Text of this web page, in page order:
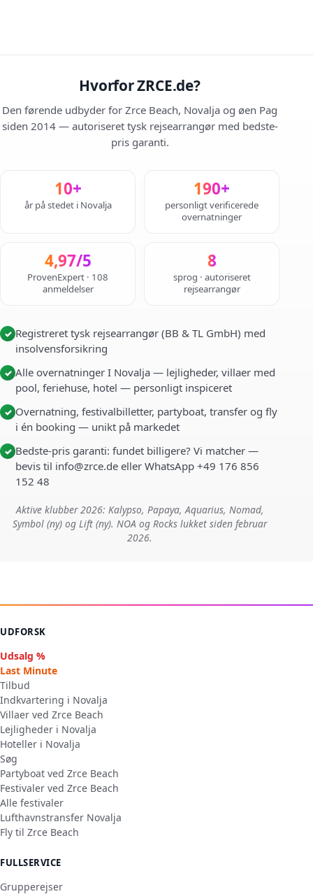
Hvorfor ZRCE.de?
Den førende udbyder for Zrce Beach, Novalja og øen Pag
siden 2014 — autoriseret tysk rejsearrangør med bedste-
pris garanti.
10+
år på stedet i Novalja
190+
personligt verificerede
overnatninger
4,97/5
ProvenExpert · 108
anmeldelser
8
sprog · autoriseret
rejsearrangør
✓ Registreret tysk rejsearrangør (BB & TL GmbH) med
insolvensforsikring
✓ Alle overnatninger I Novalja — lejligheder, villaer med
pool, feriehuse, hotel — personligt inspiceret
✓ Overnatning, festivalbilletter, partyboat, transfer og fly
i én booking — unikt på markedet
✓ Bedste-pris garanti: fundet billigere? Vi matcher —
bevis til info@zrce.de eller WhatsApp +49 176 856
152 48
Aktive klubber 2026: Kalypso, Papaya, Aquarius, Nomad,
Symbol (ny) og Lift (ny). NOA og Rocks lukket siden februar
2026.
UDFORSK
Udsalg %
Last Minute
Tilbud
Indkvartering i Novalja
Villaer ved Zrce Beach
Lejligheder i Novalja
Hoteller i Novalja
Søg
Partyboat ved Zrce Beach
Festivaler ved Zrce Beach
Alle festivaler
Lufthavnstransfer Novalja
Fly til Zrce Beach
FULLSERVICE
Grupperejser